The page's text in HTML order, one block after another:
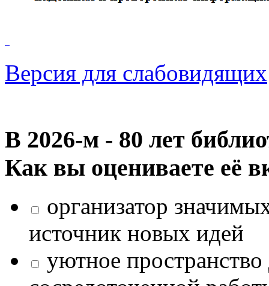
Версия для слабовидящих
В 2026‑м - 80 лет
Как вы оцениваете её
организатор
источник новых идей
уютное